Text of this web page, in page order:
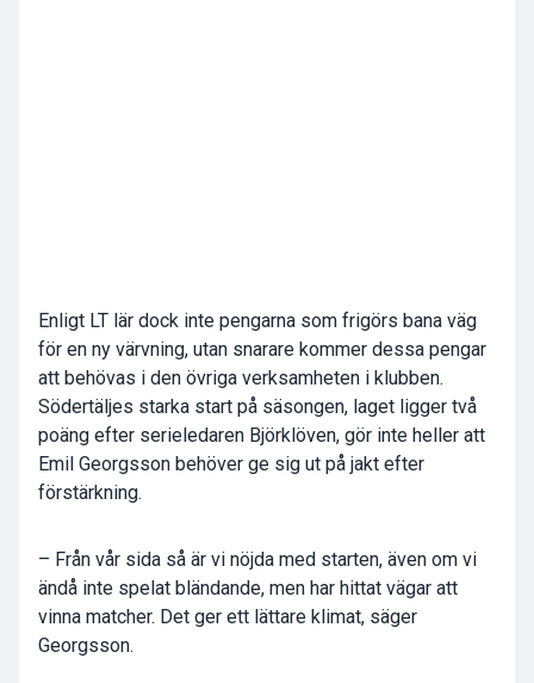
Enligt LT lär dock inte pengarna som frigörs bana väg
för en ny värvning, utan snarare kommer dessa pengar
att behövas i den övriga verksamheten i klubben.
Södertäljes starka start på säsongen, laget ligger två
poäng efter serieledaren Björklöven, gör inte heller att
Emil Georgsson behöver ge sig ut på jakt efter
förstärkning.
– Från vår sida så är vi nöjda med starten, även om vi
ändå inte spelat bländande, men har hittat vägar att
vinna matcher. Det ger ett lättare klimat, säger
Georgsson.